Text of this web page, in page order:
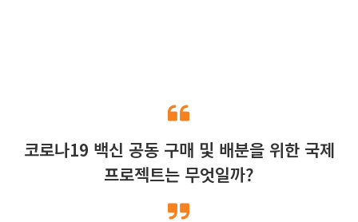
코로나19 백신 공동 구매 및 배분을 위한 국제
프로젝트는 무엇일까?